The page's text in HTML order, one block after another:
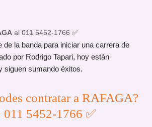
al 011 5452-1766 ✅
de la banda para iniciar una carrera de
por Rodrigo Tapari, hoy están
siguen sumando éxitos.
contratar a RAFAGA?
011 5452-1766 ✅